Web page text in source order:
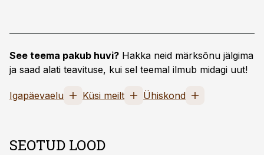
See teema pakub huvi? Hakka neid märksõnu jälgima
ja saad alati teavituse, kui sel teemal ilmub midagi uut!
Igapäevaelu Küsi meilt Ühiskond
SEOTUD LOOD